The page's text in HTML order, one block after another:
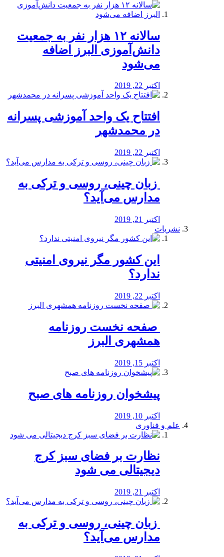
️سالانه ۱۲ هزار نفر به جمعیت
دانش‌آموزی البرز اضافه
می‌شود
اکتبر 22, 2019
افتتاح یک واحد آموزشی پسرانه
در محمدشهر
اکتبر 22, 2019
️ زبان چینی، روسی و ترکی به
مدارس می‌آید؟
اکتبر 21, 2019
نشریات
این کشور مگر نیروی امنیتی
ندارد؟
اکتبر 22, 2019
️ صفحه نخست روزنامه‌
همشهری البرز
اکتبر 15, 2019
پیشخوان روزنامه های صبح
اکتبر 10, 2019
علم و فناوری
نظارت بر فضای سبز کرج
دیجیتالی می شود
اکتبر 21, 2019
️ زبان چینی، روسی و ترکی به
مدارس می‌آید؟